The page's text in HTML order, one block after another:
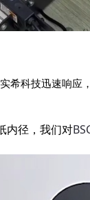
希科技迅速响应
内径，我们对